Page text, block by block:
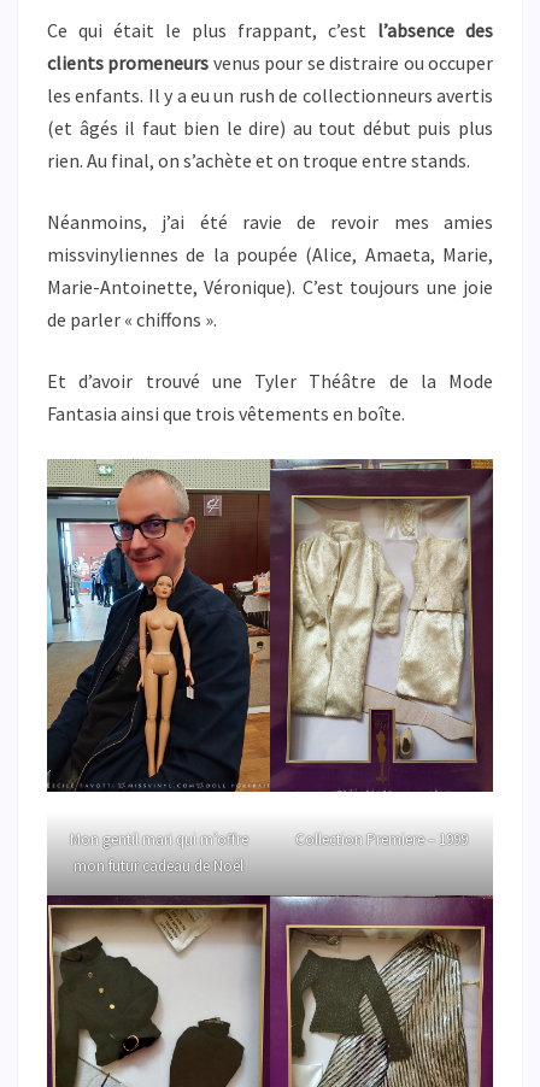
Ce qui était le plus frappant, c’est l’absence des
clients promeneurs venus pour se distraire ou occuper
les enfants. Il y a eu un rush de collectionneurs avertis
(et âgés il faut bien le dire) au tout début puis plus
rien. Au final, on s’achète et on troque entre stands.
Néanmoins, j’ai été ravie de revoir mes amies
missvinyliennes de la poupée (Alice, Amaeta, Marie,
Marie-Antoinette, Véronique). C’est toujours une joie
de parler « chiffons ».
Et d’avoir trouvé une Tyler Théâtre de la Mode
Fantasia ainsi que trois vêtements en boîte.
Mon gentil mari qui m’offre
mon futur cadeau de Noël
Collection Premiere – 1999